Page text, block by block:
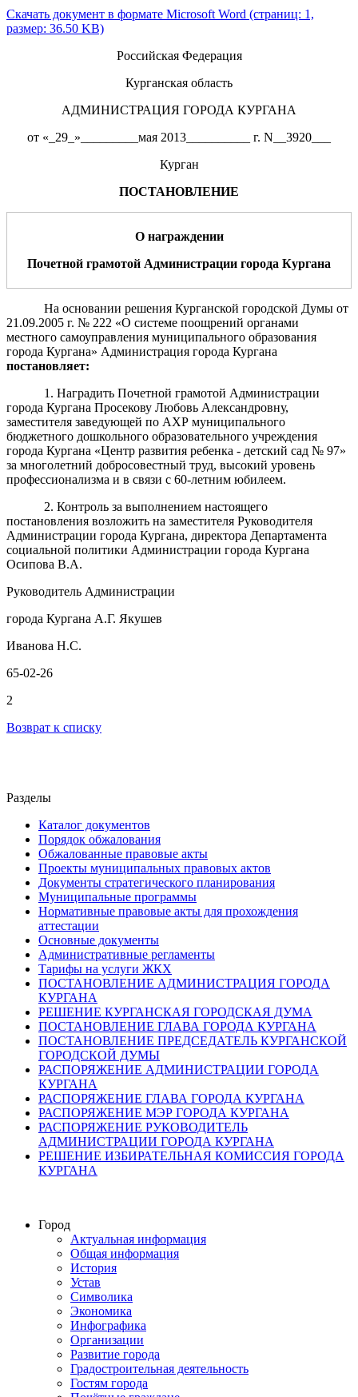
Скачать документ в формате Microsoft Word (страниц: 1,
размер: 36.50 KB)
Российская Федерация
Курганская область
АДМИНИСТРАЦИЯ ГОРОДА КУРГАНА
от «_29_»_________мая 2013__________ г. N__3920___
Курган
ПОСТАНОВЛЕНИЕ
О награждении
Почетной грамотой Администрации города Кургана
На основании решения Курганской городской Думы от
21.09.2005 г. № 222 «О системе поощрений органами
местного самоуправления муниципального образования
города Кургана» Администрация города Кургана
постановляет:
1. Наградить Почетной грамотой Администрации
города Кургана Просекову Любовь Александровну,
заместителя заведующей по АХР муниципального
бюджетного дошкольного образовательного учреждения
города Кургана «Центр развития ребенка - детский сад № 97»
за многолетний добросовестный труд, высокий уровень
профессионализма и в связи с 60-летним юбилеем.
2. Контроль за выполнением настоящего
постановления возложить на заместителя Руководителя
Администрации города Кургана, директора Департамента
социальной политики Администрации города Кургана
Осипова В.А.
Руководитель Администрации
города Кургана А.Г. Якушев
Иванова Н.С.
65-02-26
2
Возврат к списку
Разделы
Каталог документов
Порядок обжалования
Обжалованные правовые акты
Проекты муниципальных правовых актов
Документы стратегического планирования
Муниципальные программы
Нормативные правовые акты для прохождения
аттестации
Основные документы
Административные регламенты
Тарифы на услуги ЖКХ
ПОСТАНОВЛЕНИЕ АДМИНИСТРАЦИЯ ГОРОДА
КУРГАНА
РЕШЕНИЕ КУРГАНСКАЯ ГОРОДСКАЯ ДУМА
ПОСТАНОВЛЕНИЕ ГЛАВА ГОРОДА КУРГАНА
ПОСТАНОВЛЕНИЕ ПРЕДСЕДАТЕЛЬ КУРГАНСКОЙ
ГОРОДСКОЙ ДУМЫ
РАСПОРЯЖЕНИЕ АДМИНИСТРАЦИИ ГОРОДА
КУРГАНА
РАСПОРЯЖЕНИЕ ГЛАВА ГОРОДА КУРГАНА
РАСПОРЯЖЕНИЕ МЭР ГОРОДА КУРГАНА
РАСПОРЯЖЕНИЕ РУКОВОДИТЕЛЬ
АДМИНИСТРАЦИИ ГОРОДА КУРГАНА
РЕШЕНИЕ ИЗБИРАТЕЛЬНАЯ КОМИССИЯ ГОРОДА
КУРГАНА
Город
Актуальная информация
Общая информация
История
Устав
Символика
Экономика
Инфографика
Организации
Развитие города
Градостроительная деятельность
Гостям города